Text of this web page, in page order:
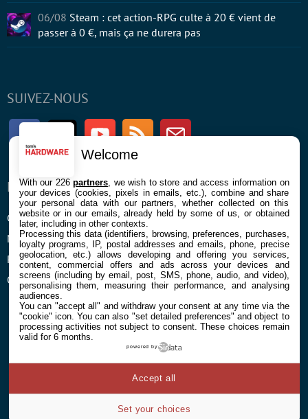
SUIVEZ-NOUS
FacebookTwitter Youtube RSS Newsletter
ENTREPRISE
Confidentialité et Cookies
Mentions légales et CGU
Préférences Cookies
Qui sommes nous
À PROPOS
Contact
06/08 Steam : cet action-RPG culte à 20 € vient de
passer à 0 €, mais ça ne durera pas
Welcome
With our 226partners , we wish to store and access information on
your devices (cookies, pixels in emails, etc.), combine and share
your personal data with our partners, whether collected on this
website or in our emails, already held by some of us, or obtained
later, including in other contexts.
Processing this data (identifiers, browsing, preferences, purchases,
loyalty programs, IP, postal addresses and emails, phone, precise
geolocation, etc.) allows developing and offering you services,
content, commercial offers and ads across your devices and
screens (including by email, post, SMS, phone, audio, and video),
personalising them, measuring their performance, and analysing
audiences.
You can "accept all" and withdraw your consent at any time via the
"cookie" icon. You can also "set detailed preferences" and object to
processing activities not subject to consent. These choices remain
valid for 6 months.
powered by
Set your choices
Accept all